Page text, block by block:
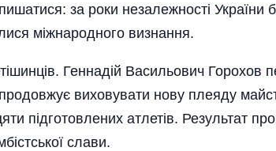
за роки незалежності України
міжнародного визнання.
Геннадій Васильович Горохов
виховувати нову плеяду
підготовлених атлетів. Результат
слави.